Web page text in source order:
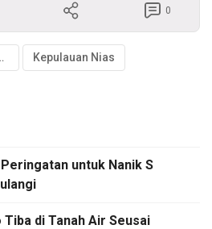
0
Kepulauan Nias
untuk Nanik S
di Tanah Air Seusai